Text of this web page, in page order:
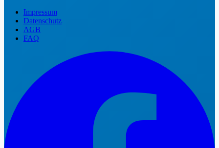
Impressum
Datenschutz
AGB
FAQ